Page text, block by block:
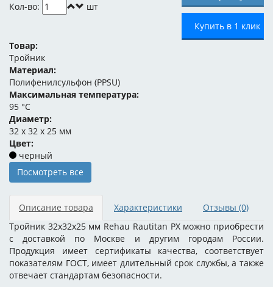
Кол-во:
шт
Купить в 1 клик
Товар:
Тройник
Материал:
Полифенилсульфон (PPSU)
Максимальная температура:
95 °C
Диаметр:
32 x 32 x 25 мм
Цвет:
черный
Посмотреть все
Описание товара Характеристики Отзывы (0)
Тройник 32x32x25 мм Rehau Rautitan PX можно приобрести
с доставкой по Москве и другим городам России.
Продукция имеет сертификаты качества, соответствует
показателям ГОСТ, имеет длительный срок службы, а также
отвечает стандартам безопасности.